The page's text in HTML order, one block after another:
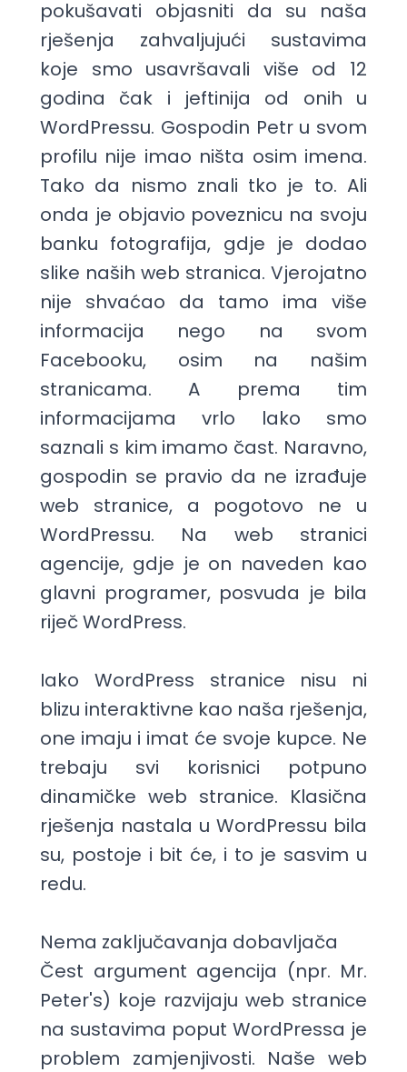
pokušavati objasniti da su naša
rješenja zahvaljujući sustavima
koje smo usavršavali više od 12
godina čak i jeftinija od onih u
WordPressu. Gospodin Petr u svom
profilu nije imao ništa osim imena.
Tako da nismo znali tko je to. Ali
onda je objavio poveznicu na svoju
banku fotografija, gdje je dodao
slike naših web stranica. Vjerojatno
nije shvaćao da tamo ima više
informacija nego na svom
Facebooku, osim na našim
stranicama. A prema tim
informacijama vrlo lako smo
saznali s kim imamo čast. Naravno,
gospodin se pravio da ne izrađuje
web stranice, a pogotovo ne u
WordPressu. Na web stranici
agencije, gdje je on naveden kao
glavni programer, posvuda je bila
riječ WordPress.
Iako WordPress stranice nisu ni
blizu interaktivne kao naša rješenja,
one imaju i imat će svoje kupce. Ne
trebaju svi korisnici potpuno
dinamičke web stranice. Klasična
rješenja nastala u WordPressu bila
su, postoje i bit će, i to je sasvim u
redu.
Nema zaključavanja dobavljača
Čest argument agencija (npr. Mr.
Peter's) koje razvijaju web stranice
na sustavima poput WordPressa je
problem zamjenjivosti. Naše web